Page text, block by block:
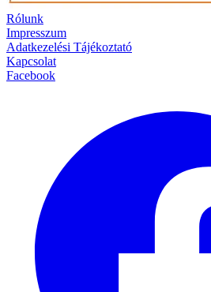
Rólunk
Impresszum
Adatkezelési Tájékoztató
Kapcsolat
Facebook